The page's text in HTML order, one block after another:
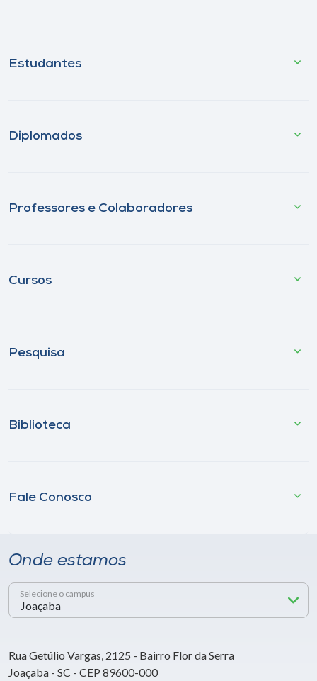
Estudantes
Diplomados
Professores e Colaboradores
Cursos
Pesquisa
Biblioteca
Fale Conosco
Onde estamos
Selecione o campus
Rua Getúlio Vargas, 2125 - Bairro Flor da Serra
Joaçaba - SC - CEP 89600-000